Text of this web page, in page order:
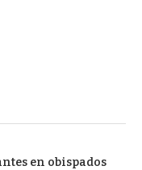
en obispados